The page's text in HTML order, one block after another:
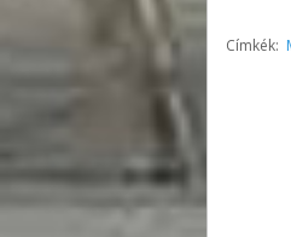
Címkék: